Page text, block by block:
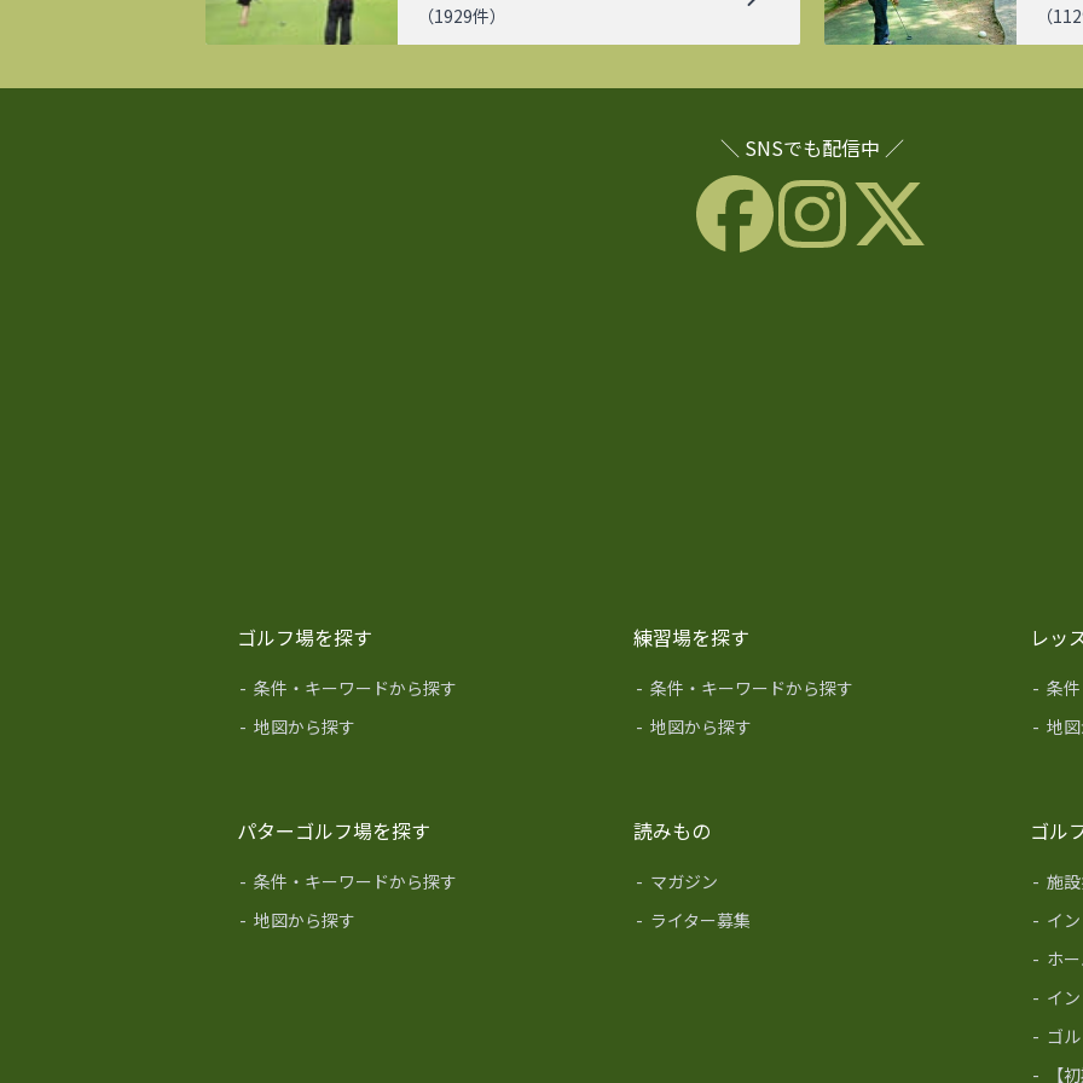
（1929件） （
＼ SNSでも配信中 ／
ゴルフ場を探す
- 条件・キーワードから探す
- 地図から探す
練習場を探す
- 条件・キーワードから探す
- 地図から探す
レッ
- 条
- 地
パターゴルフ場を探す
- 条件・キーワードから探す
- 地図から探す
読みもの
- マガジン
- ライター募集
ゴル
- 施
- イ
- ホ
- イ
- ゴ
-
【